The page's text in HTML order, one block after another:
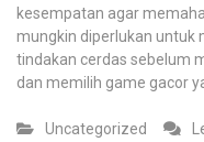
kesempatan agar
mungkin diperlukan untuk
tindakan cerdas sebelum
dan memilih game gacor
Uncategorized